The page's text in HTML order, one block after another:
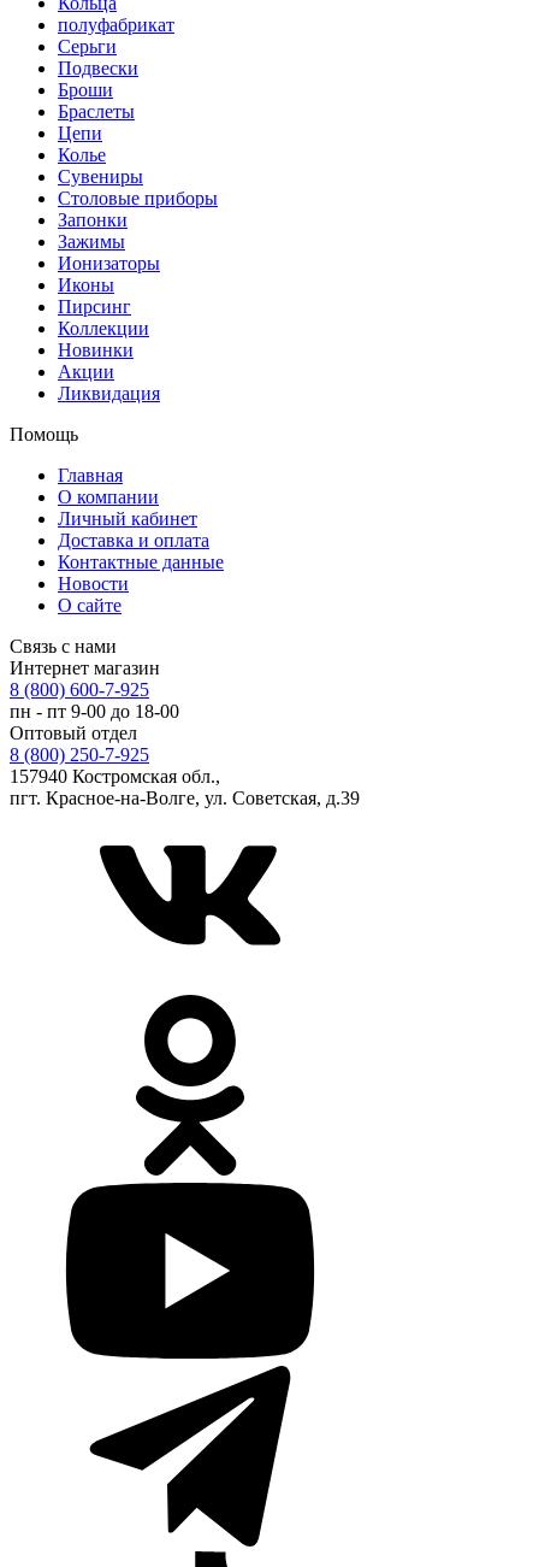
полуфабрикат
Серьги
Подвески
Броши
Браслеты
Цепи
Колье
Сувениры
Столовые приборы
Запонки
Зажимы
Ионизаторы
Иконы
Пирсинг
Коллекции
Новинки
Акции
Ликвидация
Помощь
Главная
О компании
Личный кабинет
Доставка и оплата
Контактные данные
Новости
О сайте
Связь с нами
Интернет магазин
8 (800) 600-7-925
пн - пт 9-00 до 18-00
Оптовый отдел
8 (800) 250-7-925
157940 Костромская обл.,
пгт. Красное-на-Волге, ул. Советская, д.39